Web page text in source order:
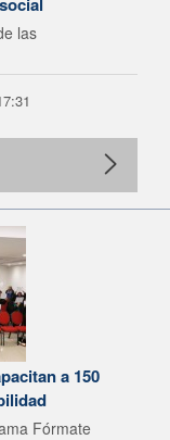
las
a 150
Fórmate